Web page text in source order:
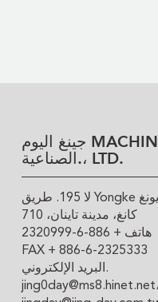
جينغ اليوم MACHINERY CO
الصناعية.، LTD.
لا 195. طريق Yongke هوان، حى يونغ
كانغ، مدينة تاينان، 710
هاتف + 886-6-2320999
FAX + 886-6-2325333
البريد الإلكتروني.
jing0day@ms8.hinet.net،